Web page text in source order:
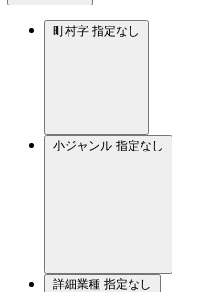
町村字 指定なし
小ジャンル 指定なし
詳細業種 指定なし